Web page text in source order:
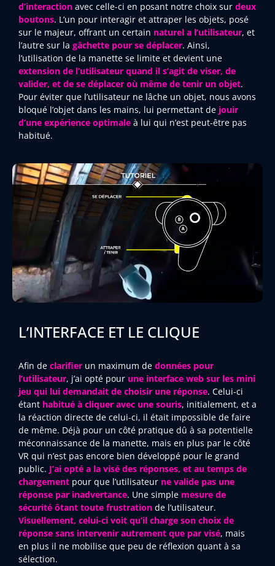
d’interaction avec celle-ci en posant notre choix sur deux
boutons. L’un pour interagir et attraper les objets, posé
sur le majeur, offrant un certain naturel a l’utilisateur, et
l’autre sur la gâchette pour se déplacer. Ainsi,
l’utilisation de la manette se limite et devient une
extension de l’utilisateur quand il s’agit de viser, de
valider, et de se déplacer où même de tenir un objet.
Pour éviter que l’utilisateur ne lâche un objet, nous avons
bloqué l’objet dans les mains, lui permettant de jouir
d’une expérience optimale à lui qui n’est peut-être pas
habitué.
L’INTERFACE ET LE CLIQUE
Afin de clarifier un maximum de données pour
l’utilisateur, j’ai opté pour une interface web sur les mini
jeu qui lui demandait de choisir une réponse. Celui-ci
étant habitué à cliquer avec une souris, initialement, et a
la réaction directe de celui-ci, il était impossible de faire
de même. Déjà pour un côté pratique dû à sa potentielle
méconnaissance de la manette, mais en plus par le côté
VR qui n’est pas encore bien développé pour le grand
public. J’ai opté a la visé des réponses, et au temps de
chargement pour que l’utilisateur ne valide pas une
réponse par inadvertance. Une simple mesure de
sécurité ôtant toute frustration de l’utilisateur.
Visuellement, celui-ci voit qu’il charge son choix de
réponse sans intervenir autrement que par visé, mais
en plus il ne mobilise que peu de réflexion quant à sa
sélection.